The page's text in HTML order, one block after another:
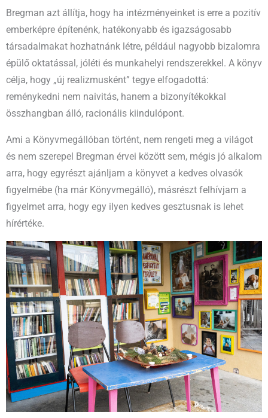
Bregman azt állítja, hogy ha intézményeinket is erre a pozitív
emberképre építenénk, hatékonyabb és igazságosabb
társadalmakat hozhatnánk létre, például nagyobb bizalomra
épülő oktatással, jóléti és munkahelyi rendszerekkel. A könyv
célja, hogy „új realizmusként” tegye elfogadottá:
reménykedni nem naivitás, hanem a bizonyítékokkal
összhangban álló, racionális kiindulópont.
Ami a Könyvmegállóban történt, nem rengeti meg a világot
és nem szerepel Bregman érvei között sem, mégis jó alkalom
arra, hogy egyrészt ajánljam a könyvet a kedves olvasók
figyelmébe (ha már Könyvmegálló), másrészt felhívjam a
figyelmet arra, hogy egy ilyen kedves gesztusnak is lehet
hírértéke.